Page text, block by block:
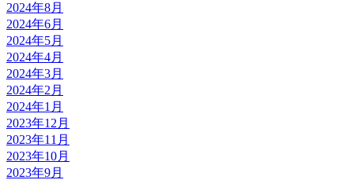
2024年8月
2024年6月
2024年5月
2024年4月
2024年3月
2024年2月
2024年1月
2023年12月
2023年11月
2023年10月
2023年9月